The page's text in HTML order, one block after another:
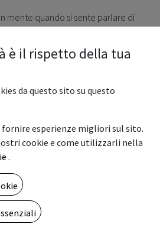
mente quando si sente parlare di
utilizzate anche nell’ambito
le tinte piatte sono uno dei
di classificazione e produzione
è il rispetto della tua
da questo sito su questo
esperienze migliori sul sito.
cookie e come utilizzarli nella
.